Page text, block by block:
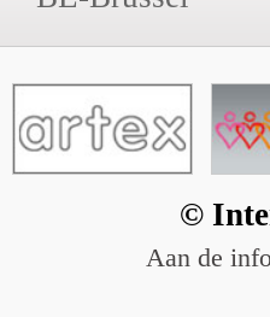
©
Aan de